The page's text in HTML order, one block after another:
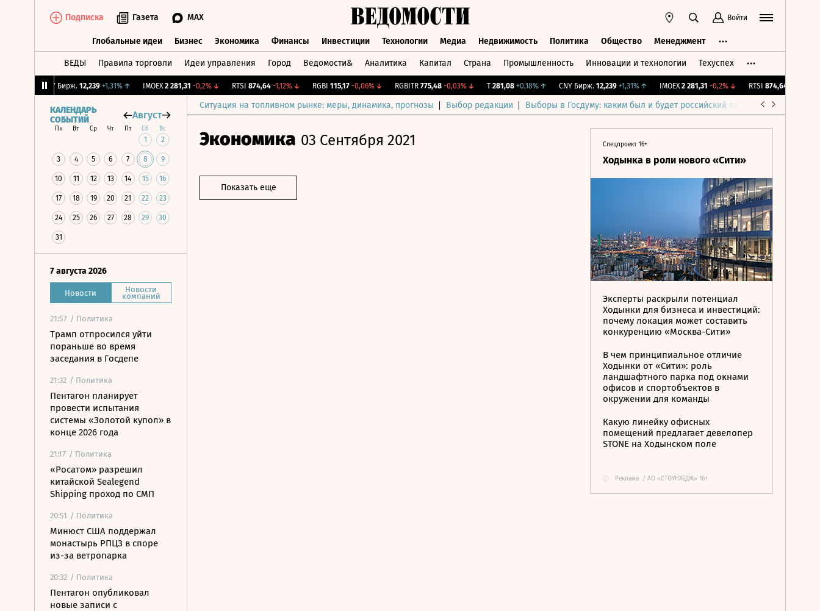
Подписка Газета MAX Войти
Глобальные идеи Бизнес Экономика Финансы Инвестиции Технологии Медиа Недвижимость Политика Общество Менеджмент
ВЕДЫ Правила торговли Идеи управления Город Ведомости& Аналитика Капитал Страна Промышленность Инновации и технологии Техуспех
CNY Бирж. 12,239 +1,31%↑ IMOEX 2 281,31 -0,2%↓ RTSI 874,64 -1,12%↓ RGBI 115,17 -0,06%↓ RGBITR 775,48 -0,03%↓ 281,08 +0,18% ↑ CNY Бирж. 12,239 +1,31%↑ IMOEX 2 281,31 -0,2%↓ RTSI 874,64 -1,12%
Ситуация на топливном рынке: меры, динамика, прогнозы Выбор редакции Выборы в Госдуму: каким был и будет российский парламент
КАЛЕНДАРЬ
СОБЫТИЙ
Август
Пн Вт Ср Чт Пт Сб Вс
1 2
3 4 5 6 7 8 9
10 11 12 13 14 15 16
17 18 19 20 21 22 23
24 25 26 27 28 29 30
31
7 августа 2026
Новости Новости
компаний
21:57 / Политика
Трамп отпросился уйти
пораньше во время
заседания в Госдепе
21:32 / Политика
Пентагон планирует
провести испытания
системы «Золотой купол» в
конце 2026 года
21:17 / Политика
«Росатом» разрешил
китайской Sealegend
Shipping проход по СМП
20:51 / Политика
Минюст США поддержал
монастырь РПЦЗ в споре
из-за ветропарка
20:32 / Политика
Пентагон опубликовал
новые записи с
Экономика 03 Сентября 2021
Показать еще
Спецпроект 16+
Ходынка в роли нового «Сити»
Эксперты раскрыли потенциал
Ходынки для бизнеса и инвестиций:
почему локация может составить
конкуренцию «Москва-Сити»
В чем принципиальное отличие
Ходынки от «Сити»: роль
ландшафтного парка под окнами
офисов и спортобъектов в
окружении для команды
Какую линейку офисных
помещений предлагает девелопер
STONE на Ходынском поле
Реклама / АО «СТОУНХЕДЖ» 16+